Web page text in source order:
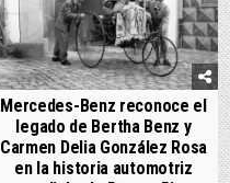
Mercedes-Benz reconoce el
legado de Bertha Benz y
Carmen Delia González Rosa
en la historia automotriz